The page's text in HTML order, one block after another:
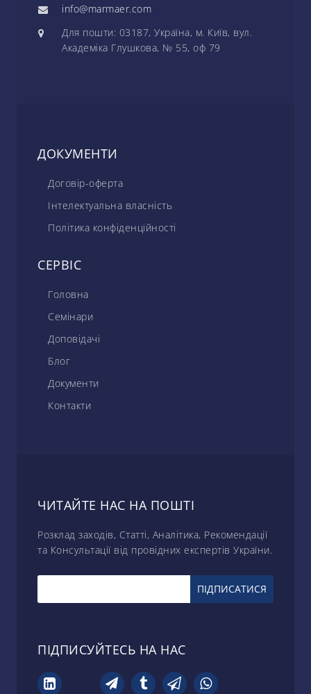
info@marmaer.com
Для пошти: 03187, Україна, м. Київ, вул.
Академіка Глушкова, № 55, оф 79
ДОКУМЕНТИ
Договір-оферта
Інтелектуальна власність
Політика конфіденційності
СЕРВІС
Головна
Семінари
Доповідачі
Блог
Документи
Контакти
ЧИТАЙТЕ НАС НА ПОШТІ
Розклад заходів, Статті, Аналітика, Рекомендації
та Консультації від провідних експертів України.
ПІДПИСУЙТЕСЬ НА НАС